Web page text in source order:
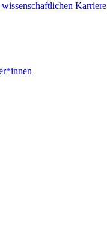
Karriere